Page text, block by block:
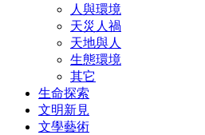
人與環境
天災人禍
天地與人
生態環境
其它
生命探索
文明新見
文學藝術